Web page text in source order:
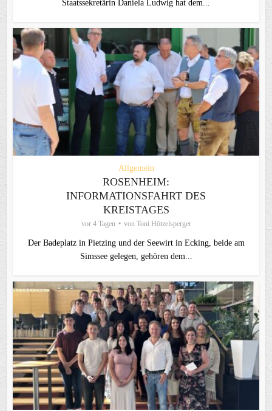
Staatssekretärin Daniela Ludwig hat dem...
Allgemein
ROSENHEIM:
INFORMATIONSFAHRT DES
KREISTAGES
vor 4 Tagen von Toni Hötzelsperger
Der Badeplatz in Pietzing und der Seewirt in Ecking, beide am
Simssee gelegen, gehören dem...